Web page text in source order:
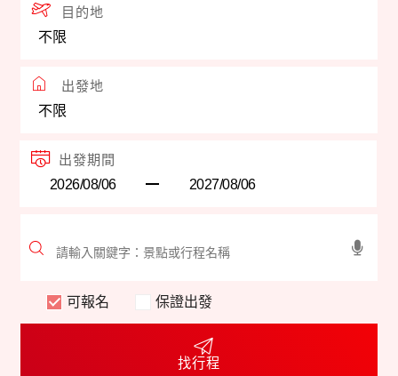
目的地
出發地
出發期間
可報名 保證出發
找行程